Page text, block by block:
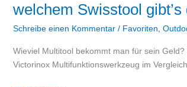
welchem Swisstool
Schreibe einen Kommentar / Favoriten,
Wieviel Multitool bekommt man für sein
Victorinox Multifunktionswerkzeug im